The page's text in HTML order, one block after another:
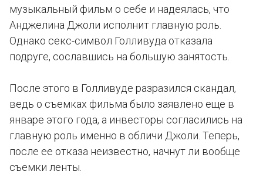
музыкальный фильм о себе и надеялась, что
Анджелина Джоли исполнит главную роль.
Однако секс-символ Голливуда отказала
подруге, сославшись на большую занятость.
После этого в Голливуде разразился скандал,
ведь о съемках фильма было заявлено еще в
январе этого года, а инвесторы согласились на
главную роль именно в обличи Джоли. Теперь,
после ее отказа неизвестно, начнут ли вообще
съемки ленты.